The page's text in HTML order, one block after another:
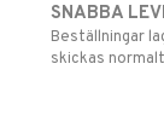
SNABBA
Beställningar
skickas